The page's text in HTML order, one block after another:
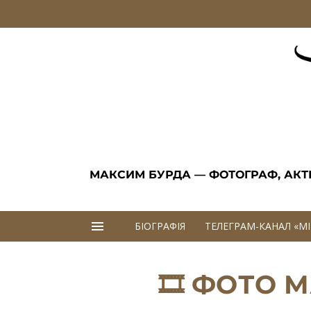
МАКСИМ БУРДА — ФОТОГРАФ,
БІОГРАФІЯ ТЕЛЕГРАМ-КАНАЛ
🎞 ФОТО